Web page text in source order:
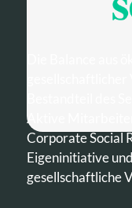
Aktive
Corporate Social
Eigeninitiative
gesellschaftliche